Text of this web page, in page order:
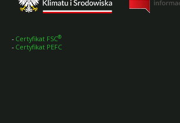
- Certyfikat FSC®
- Certyfikat PEFC